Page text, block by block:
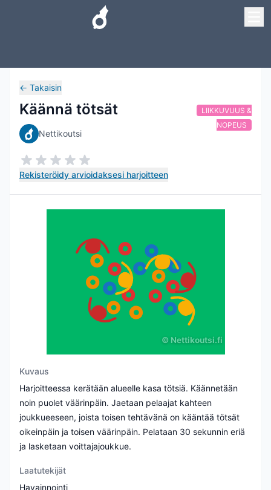
← Takaisin
Käännä tötsät
Nettikoutsi
Rekisteröidy arvioidaksesi harjoitteen
LIIKKUVUUS &
NOPEUS
© Nettikoutsi.fi
Kuvaus
Harjoitteessa kerätään alueelle kasa tötsiä. Käännetään
noin puolet väärinpäin. Jaetaan pelaajat kahteen
joukkueeseen, joista toisen tehtävänä on kääntää tötsät
oikeinpäin ja toisen väärinpäin. Pelataan 30 sekunnin eriä
ja lasketaan voittajajoukkue.
Laatutekijät
Havainnointi